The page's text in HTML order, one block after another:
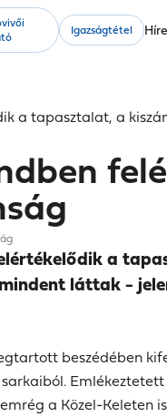
Igazságtétel
Fő
a tapasztalat, a
a
láttak -
beszédében
a Közel-